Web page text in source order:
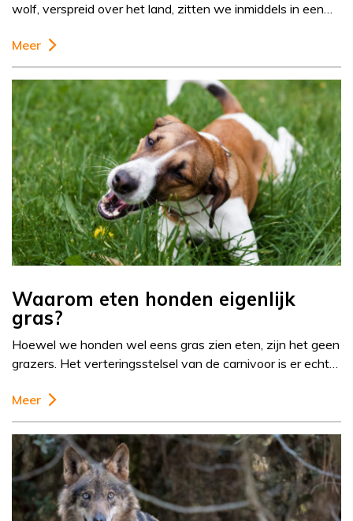
wolf, verspreid over het land, zitten we inmiddels in een…
Meer
Waarom eten honden eigenlijk
gras?
Hoewel we honden wel eens gras zien eten, zijn het geen
grazers. Het verteringsstelsel van de carnivoor is er echt…
Meer